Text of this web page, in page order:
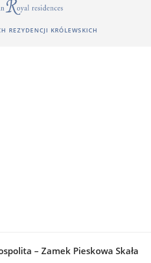
REZYDENCJI KRÓLEWSKICH
– Zamek Pieskowa Skała